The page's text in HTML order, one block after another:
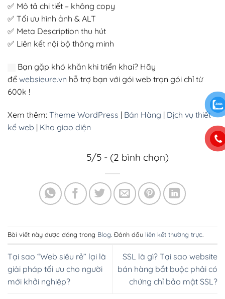
✅ Mô tả chi tiết – không copy
✅ Tối ưu hình ảnh & ALT
✅ Meta Description thu hút
✅ Liên kết nội bộ thông minh
Bạn gặp khó khăn khi triển khai? Hãy
để websieure.vn hỗ trợ bạn với gói web trọn gói chỉ từ
600k !
Xem thêm: Theme WordPress | Bán Hàng | Dịch vụ thiết
kế web | Kho giao diện
5/5 - (2 bình chọn)
Bài viết này được đăng trong Blog. Đánh dấu liên kết thường trực.
Tại sao “Web siêu rẻ” lại là
giải pháp tối ưu cho người
mới khởi nghiệp?
SSL là gì? Tại sao website
bán hàng bắt buộc phải có
chứng chỉ bảo mật SSL?